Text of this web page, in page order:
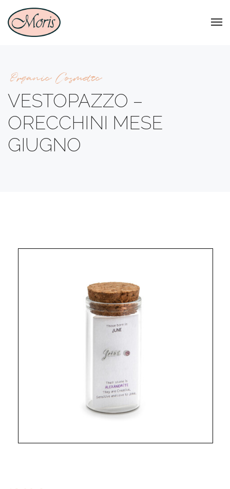
Organic Cosmetic
VESTOPAZZO –
ORECCHINI MESE
GIUGNO